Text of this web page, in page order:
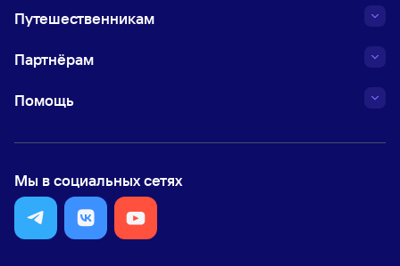
Путешественникам
Партнёрам
Помощь
Мы в социальных сетях